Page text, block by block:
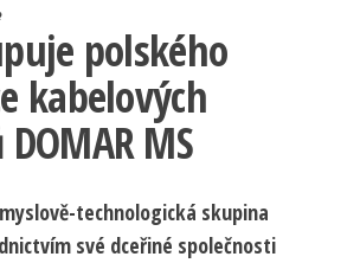
polského
kabelových
MS
technologická skupina
své dceřiné společnosti